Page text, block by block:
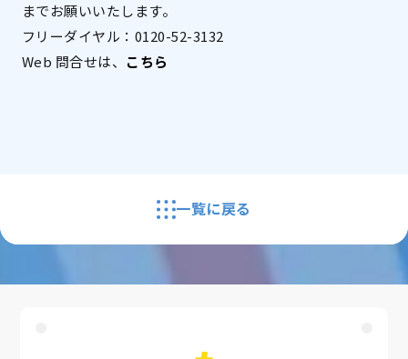
までお願いいたします。
フリーダイヤル：0120-52-3132
Web 問合せは、 こちら
一覧に戻る